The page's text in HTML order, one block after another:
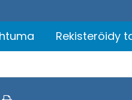
Rekisteröidy